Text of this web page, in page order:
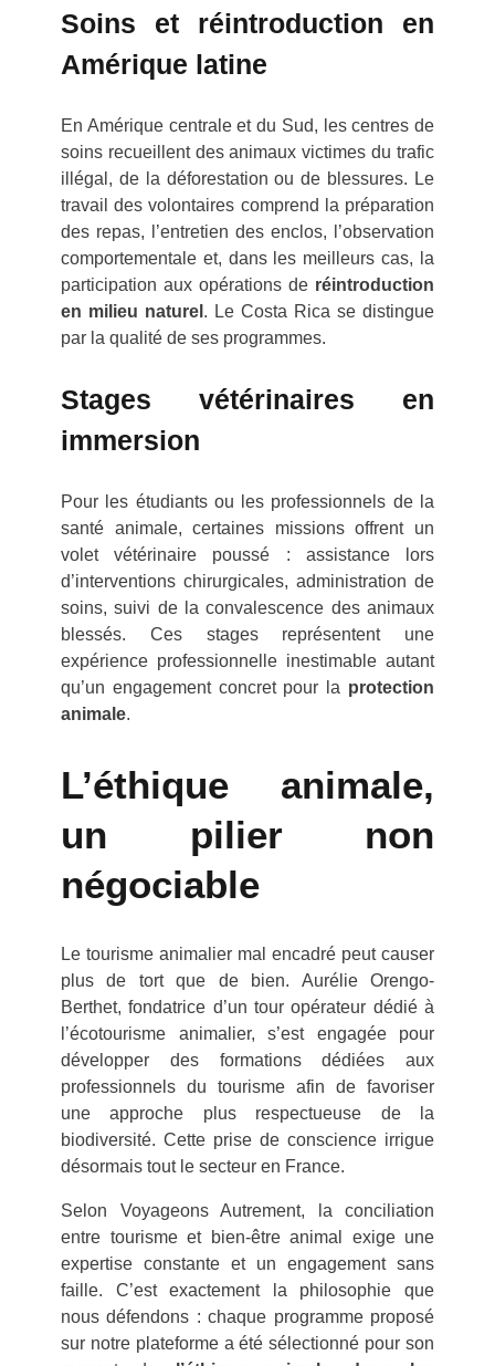
Soins et réintroduction en
Amérique latine
En Amérique centrale et du Sud, les centres de
soins recueillent des animaux victimes du trafic
illégal, de la déforestation ou de blessures. Le
travail des volontaires comprend la préparation
des repas, l’entretien des enclos, l’observation
comportementale et, dans les meilleurs cas, la
participation aux opérations de réintroduction
en milieu naturel . Le Costa Rica se distingue
par la qualité de ses programmes.
Stages vétérinaires en
immersion
Pour les étudiants ou les professionnels de la
santé animale, certaines missions offrent un
volet vétérinaire poussé : assistance lors
d’interventions chirurgicales, administration de
soins, suivi de la convalescence des animaux
blessés. Ces stages représentent une
expérience professionnelle inestimable autant
qu’un engagement concret pour la protection
animale.
L’éthique animale,
un pilier non
négociable
Le tourisme animalier mal encadré peut causer
plus de tort que de bien. Aurélie Orengo-
Berthet, fondatrice d’un tour opérateur dédié à
l’écotourisme animalier, s’est engagée pour
développer des formations dédiées aux
professionnels du tourisme afin de favoriser
une approche plus respectueuse de la
biodiversité. Cette prise de conscience irrigue
désormais tout le secteur en France.
Selon Voyageons Autrement, la conciliation
entre tourisme et bien-être animal exige une
expertise constante et un engagement sans
faille. C’est exactement la philosophie que
nous défendons : chaque programme proposé
sur notre plateforme a été sélectionné pour son